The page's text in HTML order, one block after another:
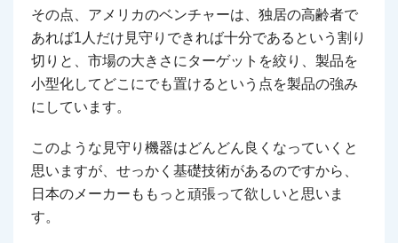
その点、アメリカのベンチャーは、独居の高齢者で
あれば1人だけ見守りできれば十分であるという割り
切りと、市場の大きさにターゲットを絞り、製品を
小型化してどこにでも置けるという点を製品の強み
にしています。
このような見守り機器はどんどん良くなっていくと
思いますが、せっかく基礎技術があるのですから、
日本のメーカーももっと頑張って欲しいと思いま
す。